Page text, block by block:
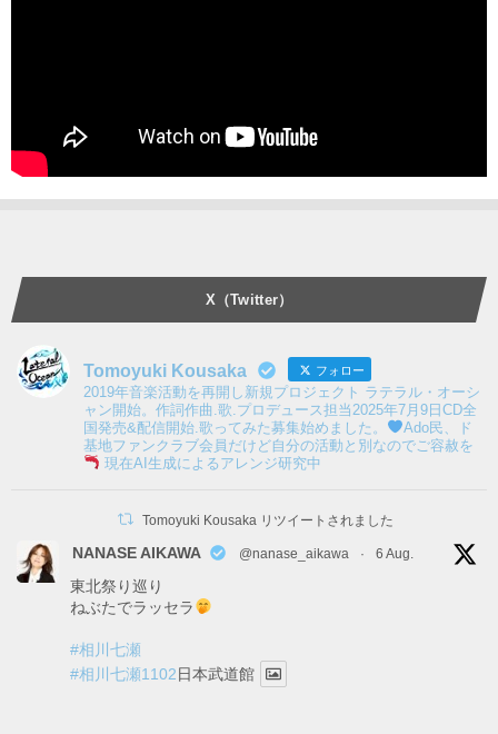
X（Twitter）
Tomoyuki Kousaka フォロー
2019年音楽活動を再開し新規プロジェクト ラテラル・オーシ
ャン開始。作詞作曲.歌.プロデュース担当2025年7月9日CD全
国発売&配信開始.歌ってみた募集始めました。
Ado民、ド
基地ファンクラブ会員だけど自分の活動と別なのでご容赦を
現在AI生成によるアレンジ研究中
Tomoyuki Kousaka リツイートされました
NANASE AIKAWA @nanase_aikawa · 6 Aug.
東北祭り巡り
ねぶたでラッセラ
#相川七瀬
#相川七瀬1102日本武道館